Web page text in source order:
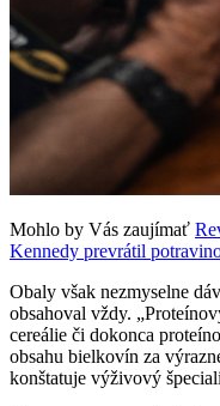
Mohlo by Vás zaujímať
Kennedy prevrátil
Obaly však nezmyselne
obsahoval vždy.
cereálie či dokonca
obsahu bielkovín za
konštatuje výživový